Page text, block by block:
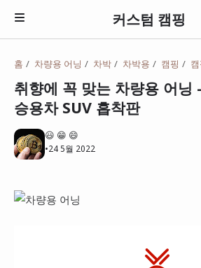
커스텀 캠핑
텐트
원터치 텐트
타프
홈 차량용 어닝 차박 차박용 캠핑
취향에 꼭 맞는 차량용 어닝
승용차 SUV 흡착판
😃 😁 😄
•24 5월 2022